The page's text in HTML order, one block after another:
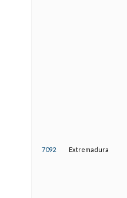
7092 Extremadura